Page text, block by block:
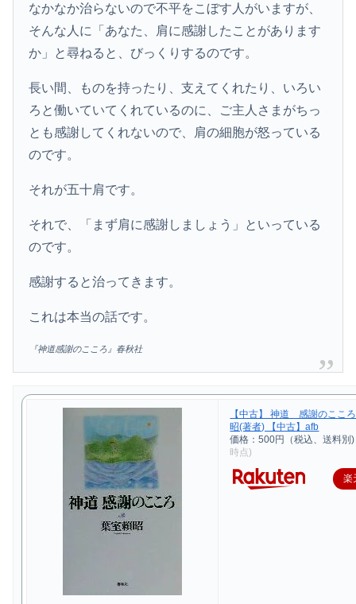
なかなか治らないので不平をこぼす人がいますが、
そんな人に「あなた、肩に感謝したことがあります
か」と尋ねると、びっくりするのです。
長い間、ものを持ったり、支えてくれたり、いろい
ろと働いていてくれているのに、ご主人さまがちっ
とも感謝してくれないので、肩の細胞が怒っている
のです。
それが五十肩です。
それで、「まず肩に感謝しましょう」といっている
のです。
感謝すると治ってきます。
これは本当の話です。
『神道感謝のこころ』春秋社
【中古】 神道 感謝のここ
昭(著者) 【中古】afb
価格：500円（税込、送料別)
時点)
楽